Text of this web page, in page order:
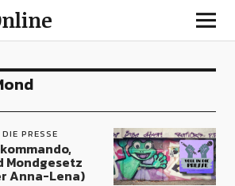
PRESSE
Mondgesetz
Anna-Lena)